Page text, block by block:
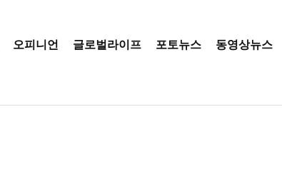
오피니언 글로벌라이프 포토뉴스 동영상뉴스